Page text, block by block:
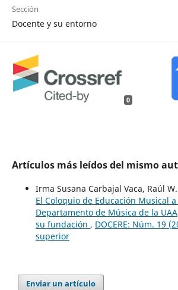
Sección
Docente y su entorno
0
Artículos más leídos del mismo
Irma Susana Carbajal Vaca, Raúl
El Coloquio de Educación Musical
Departamento de Música de la
su fundación , DOCERE: Núm. 19
superior
Enviar un artículo